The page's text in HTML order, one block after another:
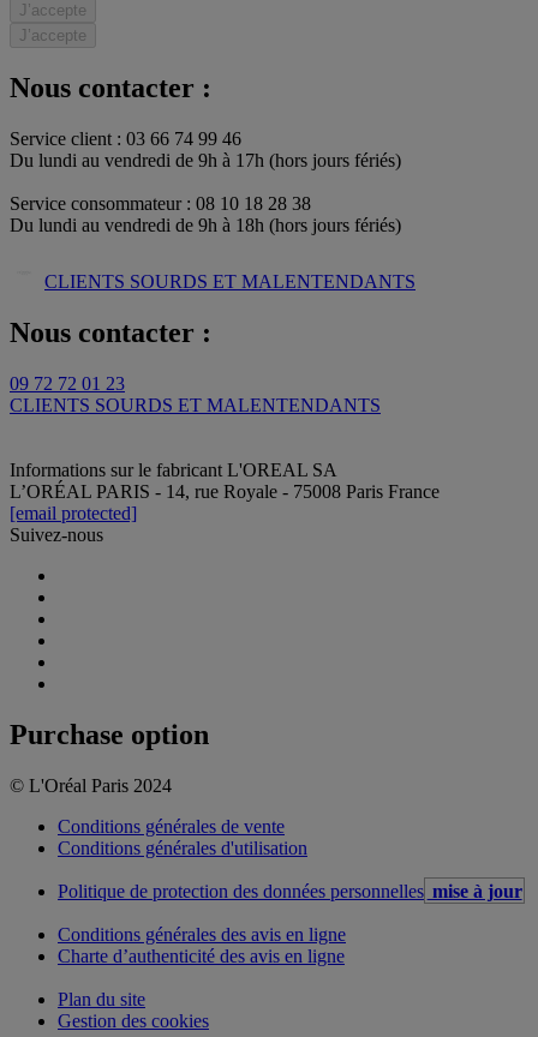
J’accepte
J’accepte
Nous contacter :
Service client : 03 66 74 99 46
Du lundi au vendredi de 9h à 17h (hors jours fériés)​
Service consommateur : 08 10 18 28 38
Du lundi au vendredi de 9h à 18h (hors jours fériés)
CLIENTS SOURDS ET MALENTENDANTS
Nous contacter :
09 72 72 01 23
CLIENTS SOURDS ET MALENTENDANTS
Informations sur le fabricant L'OREAL SA
L’ORÉAL PARIS - 14, rue Royale - 75008 Paris France
[email protected]
Suivez-nous
Purchase option
© L'Oréal Paris 2024
Conditions générales de vente
Conditions générales d'utilisation
Politique de protection des données personnelles mise à jour
Conditions générales des avis en ligne
Charte d’authenticité des avis en ligne
Plan du site
Gestion des cookies